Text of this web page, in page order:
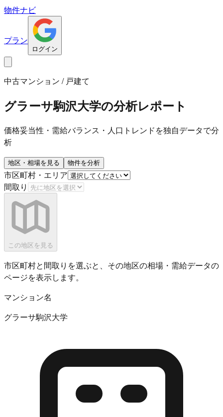
物件ナビ
プラン
ログイン
中古マンション / 戸建て
グラーサ駒沢大学の分析レポート
価格妥当性・需給バランス・人口トレンドを独自データで分
析
地区・相場を見る 物件を分析
市区町村・エリア
間取り
この地区を見る
市区町村と間取りを選ぶと、その地区の相場・需給データの
ページを表示します。
マンション名
グラーサ駒沢大学